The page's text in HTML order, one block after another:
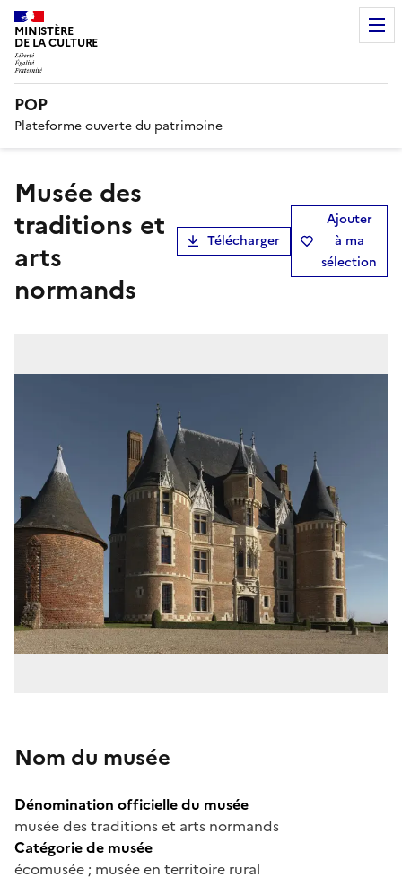
MINISTÈRE
DE LA CULTURE
POP
Plateforme ouverte du patrimoine
musée des
traditions et
arts
normands
Télécharger
Ajouter
à ma
sélection
Nom du musée
Dénomination officielle du musée
musée des traditions et arts normands
Catégorie de musée
écomusée ; musée en territoire rural